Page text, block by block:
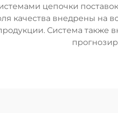
цепочки
качества внедрены на
Система также